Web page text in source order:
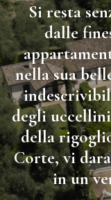
Si resta
dalle
nella sua
degli
della
Corte, vi
in un